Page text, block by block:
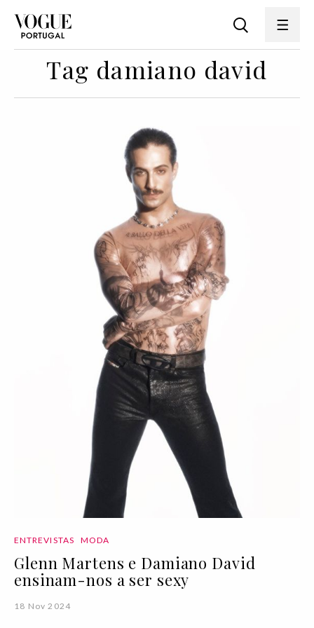
Tag damiano david
ENTREVISTAS MODA
Glenn Martens e Damiano David
ensinam-nos a ser sexy
18 Nov 2024